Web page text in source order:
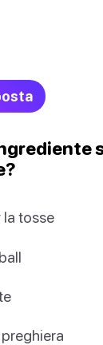
tosse